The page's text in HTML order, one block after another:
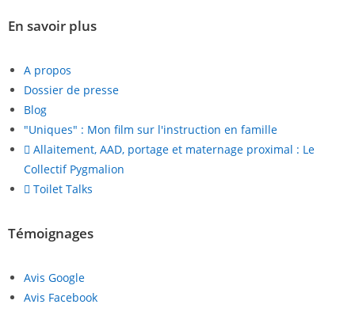
En savoir plus
A propos
Dossier de presse
Blog
"Uniques" : Mon film sur l'instruction en famille
Allaitement, AAD, portage et maternage proximal : Le
Collectif Pygmalion
Toilet Talks
Témoignages
Avis Google
Avis Facebook